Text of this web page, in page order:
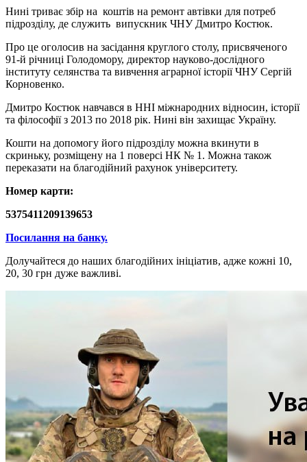
Нині триває збір на коштів на ремонт автівки для потреб
підрозділу, де служить випускник ЧНУ Дмитро Костюк.
Про це оголосив на засідання круглого столу, присвяченого
91-й річниці Голодомору, директор науково-дослідного
інституту селянства та вивчення аграрної історії ЧНУ Сергій
Корновенко.
Дмитро Костюк навчався в ННІ міжнародних відносин, історії
та філософії з 2013 по 2018 рік. Нині він захищає Україну.
Кошти на допомогу його підрозділу можна вкинути в
скриньку, розміщену на 1 поверсі НК № 1. Можна також
переказати на благодійний рахунок університету.
Номер карти:
5375411209139653
Посилання на банку.
Долучайтеся до наших благодійних ініціатив, адже кожні 10,
20, 30 грн дуже важливі.